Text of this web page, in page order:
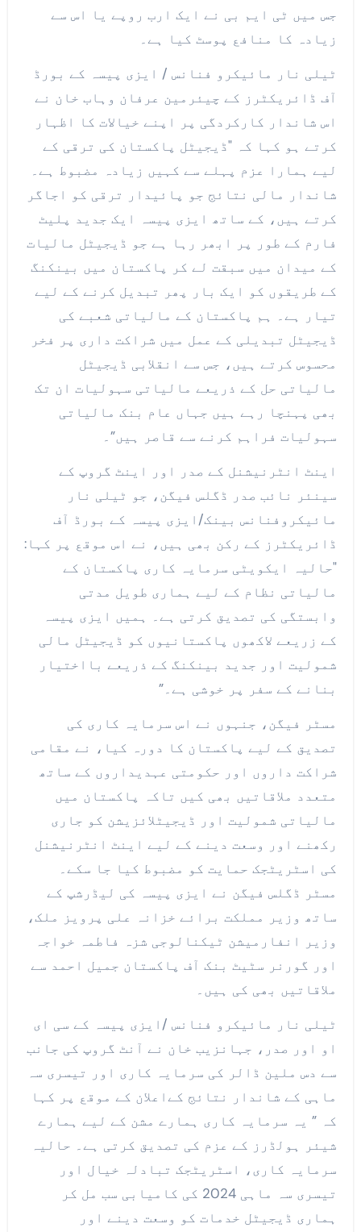
جس میں ٹی ایم بی نے ایک ارب روپے یا اس سے
زیادہ کا منافع پوسٹ کیا ہے۔
ٹیلی نار مائیکرو فنانس / ایزی پیسہ کے بورڈ
آف ڈائریکٹرز کے چیئرمین عرفان وہاب خان نے
اس شاندار کارکردگی پر اپنے خیالات کا اظہار
کرتے ہو کہا کہ "ڈیجیٹل پاکستان کی ترقی کے
لیے ہمارا عزم پہلے سے کہیں زیادہ مضبوط ہے۔
شاندار مالی نتائج جو پائیدار ترقی کو اجاگر
کرتے ہیں، کے ساتھ ایزی پیسہ ایک جدید پلیٹ
فارم کے طور پر ابھر رہا ہے جو ڈیجیٹل مالیات
کے میدان میں سبقت لے کر پاکستان میں بینکنگ
کے طریقوں کو ایک بار پھر تبدیل کرنے کے لیے
تیار ہے۔ ہم پاکستان کے مالیاتی شعبے کی
ڈیجیٹل تبدیلی کے عمل میں شراکت داری پر فخر
محسوس کرتے ہیں، جس سے انقلابی ڈیجیٹل
مالیاتی حل کے ذریعے مالیاتی سہولیات ان تک
بھی پہنچا رہے ہیں جہاں عام بنک مالیاتی
سہولیات فراہم کرنے سے قاصر ہیں”۔
اینٹ انٹرنیشنل کے صدر اور اینٹ گروپ کے
سینئر نائب صدر ڈگلس فیگن، جو ٹیلی نار
مائیکروفنانس بینک/ایزی پیسہ کے بورڈ آف
ڈائریکٹرز کے رکن بھی ہیں، نے اس موقع پر کہا:
"حالیہ ایکویٹی سرمایہ کاری پاکستان کے
مالیاتی نظام کے لیے ہماری طویل مدتی
وابستگی کی تصدیق کرتی ہے۔ ہمیں ایزی پیسہ
کے زریعے لاکھوں پاکستانیوں کو ڈیجیٹل مالی
شمولیت اور جدید بینکنگ کے ذریعے بااختیار
بنانے کے سفر پر خوشی ہے۔”
مسٹر فیگن، جنہوں نے اس سرمایہ کاری کی
تصدیق کے لیے پاکستان کا دورہ کیا، نے مقامی
شراکت داروں اور حکومتی عہدیداروں کے ساتھ
متعدد ملاقاتیں بھی کیں تاکہ پاکستان میں
مالیاتی شمولیت اور ڈیجیٹلائزیشن کو جاری
رکھنے اور وسعت دینے کے لیے اینٹ انٹرنیشنل
کی اسٹریٹجک حمایت کو مضبوط کیا جا سکے۔
مسٹر ڈگلس فیگن نے ایزی پیسہ کی لیڈرشپ کے
ساتھ وزیر مملکت برائے خزانہ علی پرویز ملک،
وزیر انفارمیشن ٹیکنالوجی شزہ فاطمہ خواجہ
اور گورنر سٹیٹ بنک آف پاکستان جمیل احمد سے
ملاقاتیں بھی کی ہیں۔
ٹیلی نار مائیکرو فنانس /ایزی پیسہ کے سی ای
او اور صدر، جہانزیب خان نے آنٹ گروپ کی جانب
سے دس ملین ڈالر کی سرمایہ کاری اور تیسری سہ
ماہی کے شاندار نتائج کےاعلان کے موقع پر کہا
کہ ” یہ سرمایہ کاری ہمارے مشن کے لیے ہمارے
شیئر ہولڈرز کے عزم کی تصدیق کرتی ہے۔ حالیہ
سرمایہ کاری، اسٹریٹجک تبادلہ خیال اور
تیسری سہ ماہی 2024 کی کامیابی سب مل کر
ہماری ڈیجیٹل خدمات کو وسعت دینے اور